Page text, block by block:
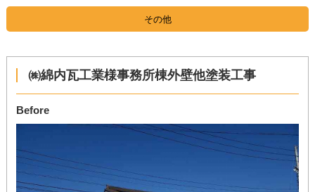
その他
㈱綿内瓦工業様事務所棟外壁他塗装工事
Before